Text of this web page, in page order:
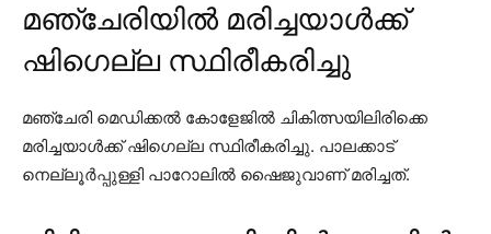
മഞ്ചേരിയിൽ മരിച്ചയാൾക്ക്
ഷിഗെല്ല സ്ഥിരീകരിച്ചു
മഞ്ചേരി മെഡിക്കല്‍ കോളേജില്‍ ചികിത്സയിലിരിക്കെ
മരിച്ചയാള്‍ക്ക് ഷിഗെല്ല സ്ഥിരീകരിച്ചു. പാലക്കാട്
നെല്ലൂര്‍പ്പുള്ളി പാറോലില്‍ ഷൈജുവാണ് മരിച്ചത്.